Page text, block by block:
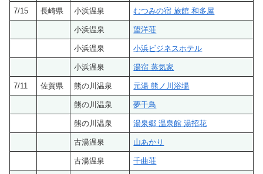
7/15 長崎県 小浜温泉 むつみの宿 旅館 和多屋
小浜温泉 望洋荘
小浜温泉 小浜ビジネスホテル
小浜温泉 湯宿 蒸気家
7/11 佐賀県 熊の川温泉 元湯 熊ノ川浴場
熊の川温泉 夢千鳥
熊の川温泉 湯泉郷 温泉館 湯招花
古湯温泉 山あかり
古湯温泉 千曲荘